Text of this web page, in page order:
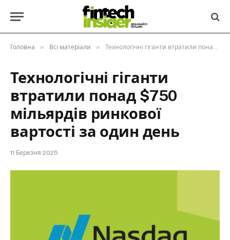
Головна » Всі матеріали » Технологічні гіганти втратили понад $750 мільярдів ринкової вартості за один день
Технологічні гіганти
втратили понад $750
мільярдів ринкової
вартості за один день
11 Березня 2025